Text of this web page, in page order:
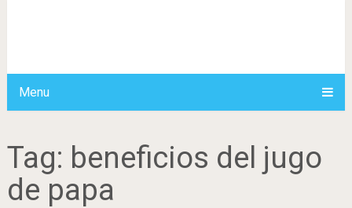
Menu
Tag: beneficios del jugo
de papa